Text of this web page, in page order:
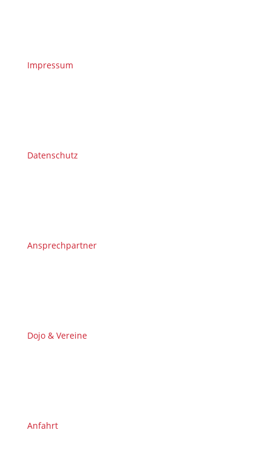
Impressum
Datenschutz
Ansprechpartner
Dojo & Vereine
Anfahrt